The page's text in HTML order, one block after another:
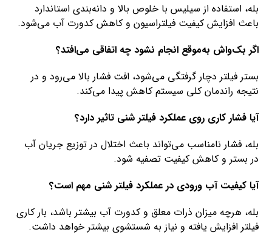
بله، استفاده از سیلیس با خلوص بالا و دانه‌بندی استاندارد
باعث افزایش کیفیت فیلتراسیون و کاهش کدورت آب می‌شود.
اگر بک‌واش به‌موقع انجام نشود چه اتفاقی می‌افتد؟
بستر فیلتر دچار گرفتگی می‌شود، افت فشار بالا می‌رود و در
نتیجه راندمان کلی سیستم کاهش پیدا می‌کند.
آیا فشار کاری روی عملکرد فیلتر شنی تاثیر دارد؟
بله، فشار نامناسب می‌تواند باعث اختلال در توزیع جریان آب
در بستر و کاهش کیفیت تصفیه شود.
آیا کیفیت آب ورودی در عملکرد فیلتر شنی مهم است؟
بله، هرچه میزان ذرات معلق و کدورت آب بیشتر باشد، بار کاری
فیلتر افزایش یافته و نیاز به شستشوی بیشتر خواهد داشت.